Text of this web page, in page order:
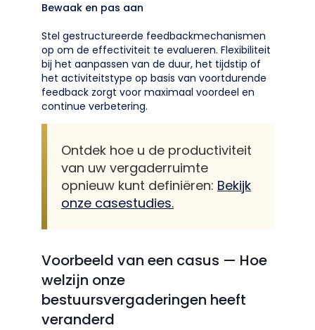
Bewaak en pas aan
Stel gestructureerde feedbackmechanismen
op om de effectiviteit te evalueren. Flexibiliteit
bij het aanpassen van de duur, het tijdstip of
het activiteitstype op basis van voortdurende
feedback zorgt voor maximaal voordeel en
continue verbetering.
Ontdek hoe u de productiviteit
van uw vergaderruimte
opnieuw kunt definiëren: Bekijk
onze casestudies.
Voorbeeld van een casus — Hoe
welzijn onze
bestuursvergaderingen heeft
veranderd